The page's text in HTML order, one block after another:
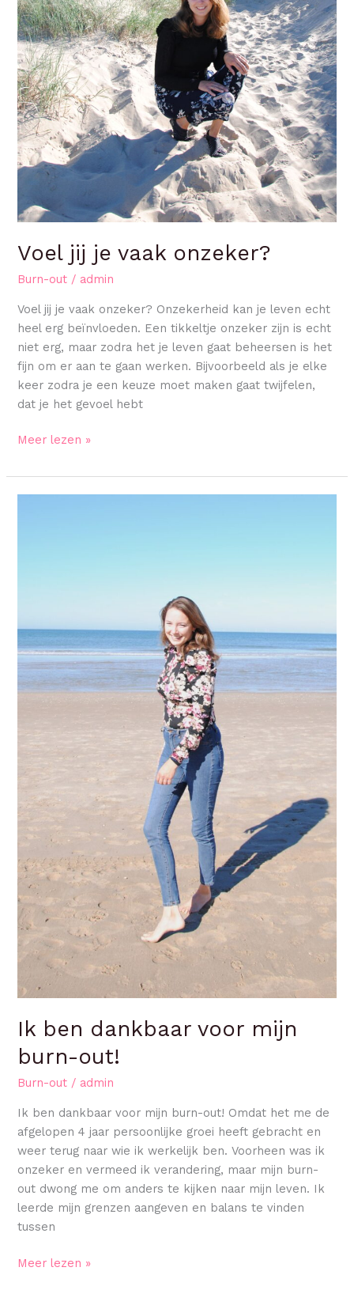
Voel jij je vaak onzeker?
Burn-out / admin
Voel jij je vaak onzeker? Onzekerheid kan je leven echt
heel erg beïnvloeden. Een tikkeltje onzeker zijn is echt
niet erg, maar zodra het je leven gaat beheersen is het
fijn om er aan te gaan werken. Bijvoorbeeld als je elke
keer zodra je een keuze moet maken gaat twijfelen,
dat je het gevoel hebt
Meer lezen »
Ik ben dankbaar voor mijn
burn-out!
Burn-out / admin
Ik ben dankbaar voor mijn burn-out! Omdat het me de
afgelopen 4 jaar persoonlijke groei heeft gebracht en
weer terug naar wie ik werkelijk ben. Voorheen was ik
onzeker en vermeed ik verandering, maar mijn burn-
out dwong me om anders te kijken naar mijn leven. Ik
leerde mijn grenzen aangeven en balans te vinden
tussen
Meer lezen »